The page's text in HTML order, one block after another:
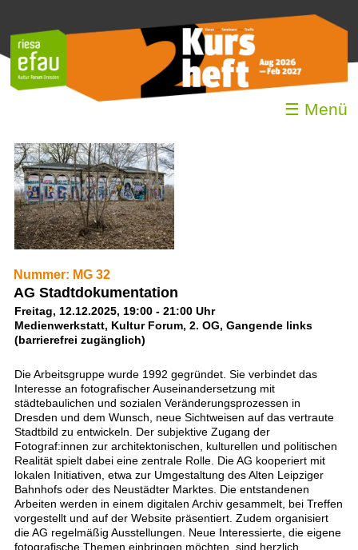
☰ Menü
Nummer: MG 32
AG Stadtdokumentation
Freitag, 12.12.2025, 19:00 - 21:00 Uhr
Medienwerkstatt, Kultur Forum, 2. OG, Gangende links
(barrierefrei zugänglich)
Die Arbeitsgruppe wurde 1992 gegründet. Sie verbindet das
Interesse an fotografischer Auseinandersetzung mit
städtebaulichen und sozialen Veränderungsprozessen in
Dresden und dem Wunsch, neue Sichtweisen auf das vertraute
Stadtbild zu entwickeln. Der subjektive Zugang der
Fotograf:innen zur architektonischen, kulturellen und politischen
Realität spielt dabei eine zentrale Rolle. Die AG kooperiert mit
lokalen Initiativen, etwa zur Umgestaltung des Alten Leipziger
Bahnhofs oder des Neustädter Marktes. Die entstandenen
Arbeiten werden in einem digitalen Archiv gesammelt, bei Treffen
vorgestellt und auf der Website präsentiert. Zudem organisiert
die AG regelmäßig Ausstellungen. Neue Interessierte, die eigene
fotografische Themen einbringen möchten, sind herzlich